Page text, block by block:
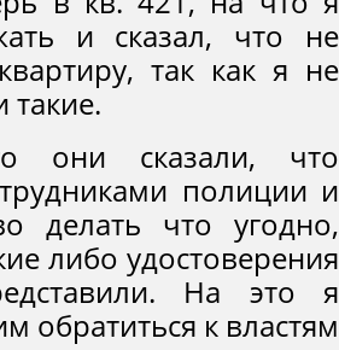
и сказал, что не
так как я не
такие.
они сказали, что
полиции и
делать что угодно,
либо удостоверения
На это я
обратиться к властям